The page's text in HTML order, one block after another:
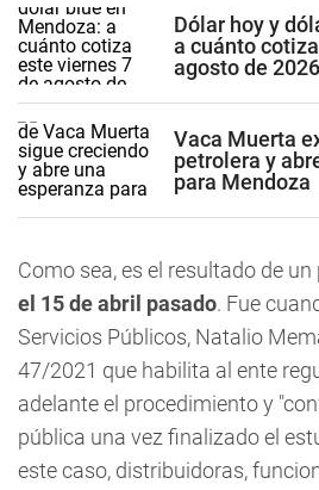
Dólar hoy y
a cuánto
agosto de 2026
Vaca Muerta
petrolera y
para Mendoza
Como sea, es el resultado de
el 15 de abril pasado. Fue
Servicios Públicos, Natalio
47/2021 que habilita al ente
adelante el procedimiento y
pública una vez finalizado el
este caso, distribuidoras,